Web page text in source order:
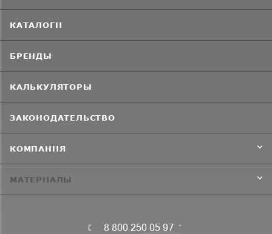
КАТАЛОГИ
БРЕНДЫ
КАЛЬКУЛЯТОРЫ
ЗАКОНОДАТЕЛЬСТВО
КОМПАНИЯ
МАТЕРИАЛЫ
8 800 250 05 97